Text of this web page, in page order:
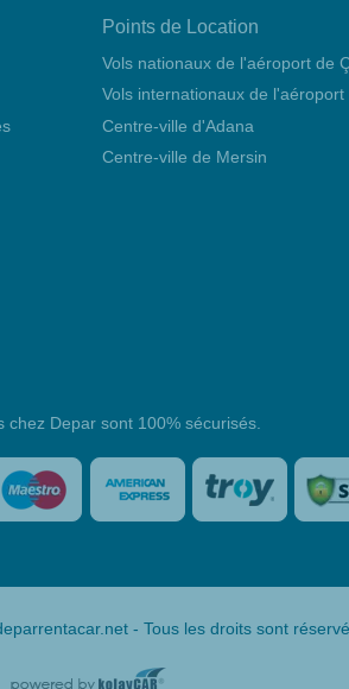
Points de Location
Vols nationaux de l'aéroport de
Vols internationaux de l'aéroport
Centre-ville d'Adana
Centre-ville de Mersin
chez Depar sont 100% sécurisés.
- Tous les droits sont